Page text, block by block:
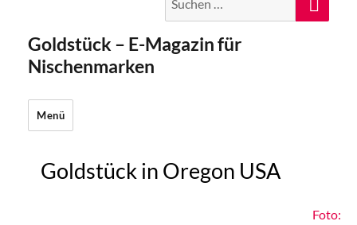
nach:
Goldstück – E-Magazin für
Nischenmarken
Menü
Goldstück in Oregon USA
Foto: